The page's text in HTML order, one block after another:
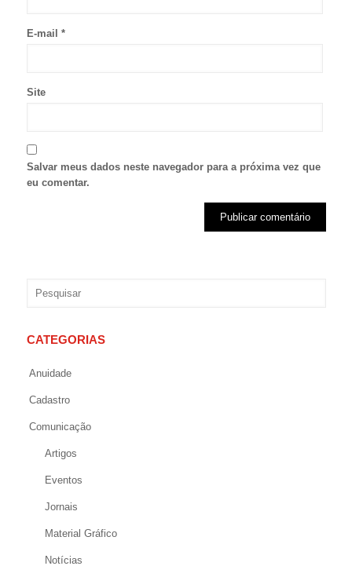
E-mail *
Site
Salvar meus dados neste navegador para a próxima vez que
eu comentar.
CATEGORIAS
Anuidade
Cadastro
Comunicação
Artigos
Eventos
Jornais
Material Gráfico
Notícias